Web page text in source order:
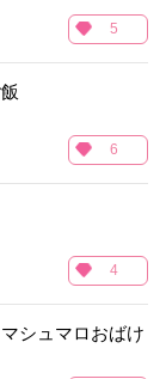
5
6
4
シュマロおばけ